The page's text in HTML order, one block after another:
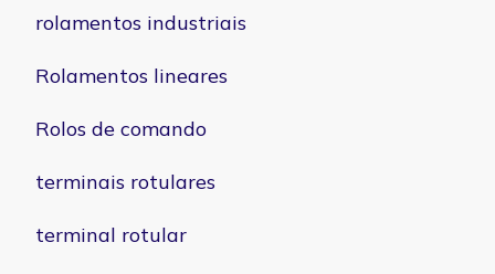
rolamentos industriais
Rolamentos lineares
Rolos de comando
terminais rotulares
terminal rotular